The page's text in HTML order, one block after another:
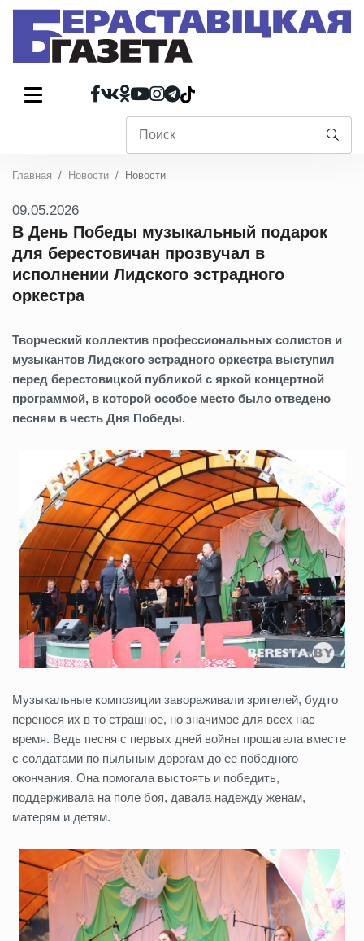
Главная Новости Новости
09.05.2026
В День Победы музыкальный подарок
для берестовичан прозвучал в
исполнении Лидского эстрадного
оркестра
Творческий коллектив профессиональных солистов и
музыкантов Лидского эстрадного оркестра выступил
перед берестовицкой публикой с яркой концертной
программой, в которой особое место было отведено
песням в честь Дня Победы.
Музыкальные композиции завораживали зрителей, будто
перенося их в то страшное, но значимое для всех нас
время. Ведь песня с первых дней войны прошагала вместе
с солдатами по пыльным дорогам до ее победного
окончания. Она помогала выстоять и победить,
поддерживала на поле боя, давала надежду женам,
матерям и детям.